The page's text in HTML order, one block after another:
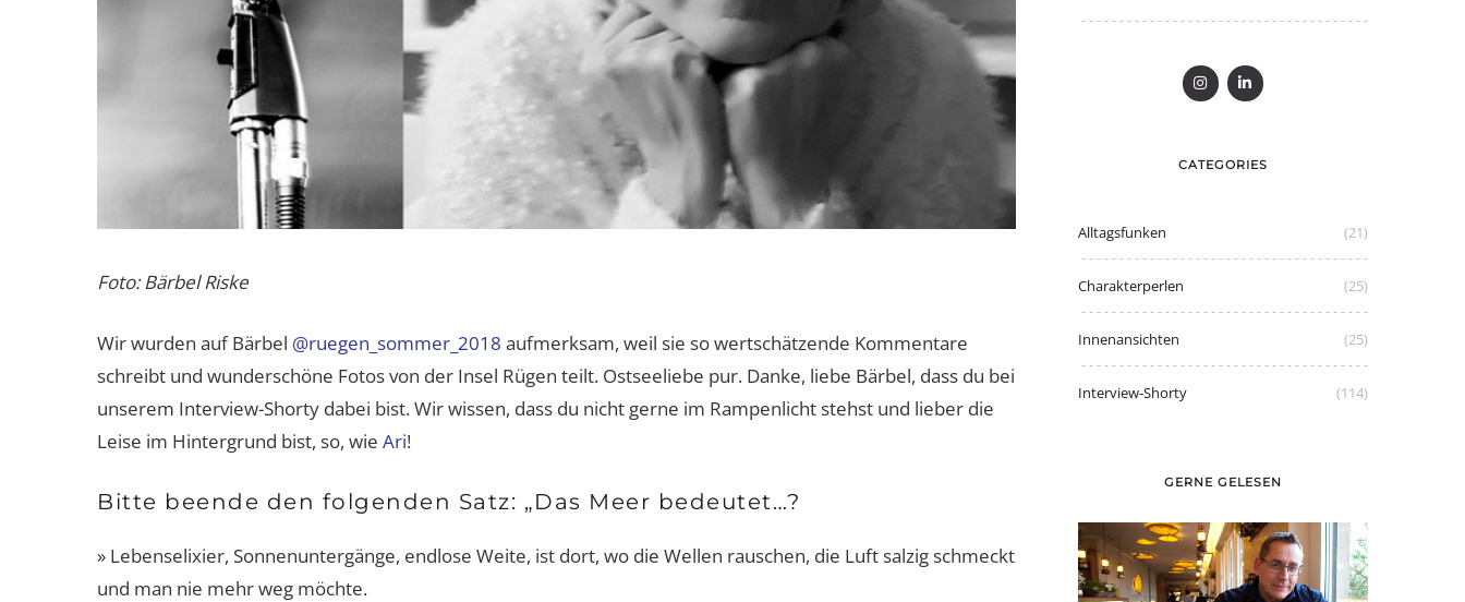
Foto: Bärbel Riske
Wir wurden auf Bärbel @ruegen_sommer_2018 aufmerksam, weil sie so wertschätzende Kommentare
schreibt und wunderschöne Fotos von der Insel Rügen teilt. Ostseeliebe pur. Danke, liebe Bärbel, dass du bei
unserem Interview-Shorty dabei bist. Wir wissen, dass du nicht gerne im Rampenlicht stehst und lieber die
Leise im Hintergrund bist, so, wie Ari!
Bitte beende den folgenden Satz: „Das Meer bedeutet…?
» Lebenselixier, Sonnenuntergänge, endlose Weite, ist dort, wo die Wellen rauschen, die Luft salzig schmeckt
und man nie mehr weg möchte.
CATEGORIES
Alltagsfunken (21)
Charakterperlen (25)
Innenansichten (25)
Interview-Shorty (114)
GERNE GELESEN
Graue Haare: mit Stolz tragen wie
Caroline oder färben?